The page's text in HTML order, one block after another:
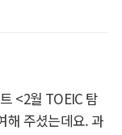
<2월 TOEIC 탐
해 주셨는데요. 과